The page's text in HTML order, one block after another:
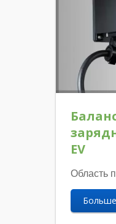
EV
Область
Больше